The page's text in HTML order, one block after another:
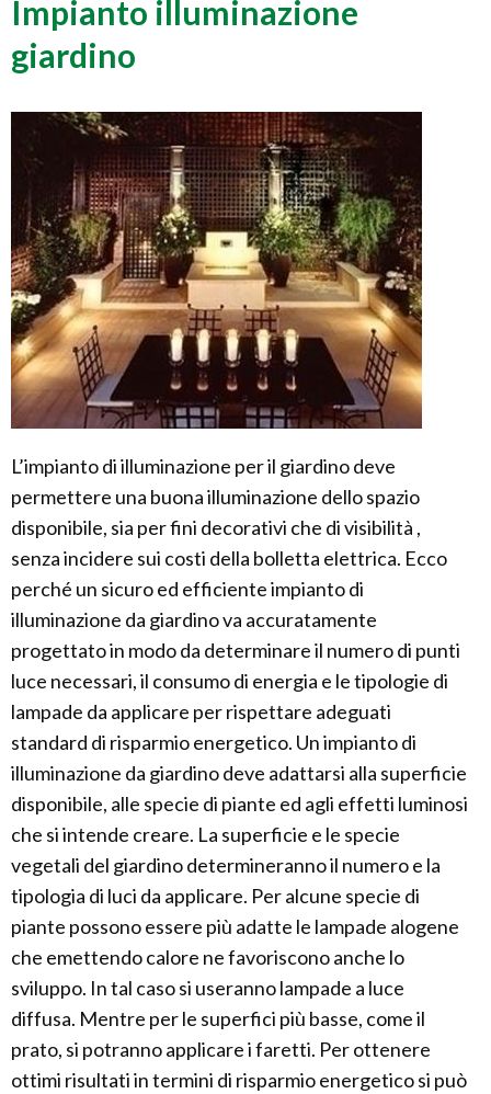
Impianto illuminazione
giardino
L’impianto di illuminazione per il giardino deve
permettere una buona illuminazione dello spazio
disponibile, sia per fini decorativi che di visibilità ,
senza incidere sui costi della bolletta elettrica. Ecco
perché un sicuro ed efficiente impianto di
illuminazione da giardino va accuratamente
progettato in modo da determinare il numero di punti
luce necessari, il consumo di energia e le tipologie di
lampade da applicare per rispettare adeguati
standard di risparmio energetico. Un impianto di
illuminazione da giardino deve adattarsi alla superficie
disponibile, alle specie di piante ed agli effetti luminosi
che si intende creare. La superficie e le specie
vegetali del giardino determineranno il numero e la
tipologia di luci da applicare. Per alcune specie di
piante possono essere più adatte le lampade alogene
che emettendo calore ne favoriscono anche lo
sviluppo. In tal caso si useranno lampade a luce
diffusa. Mentre per le superfici più basse, come il
prato, si potranno applicare i faretti. Per ottenere
ottimi risultati in termini di risparmio energetico si può